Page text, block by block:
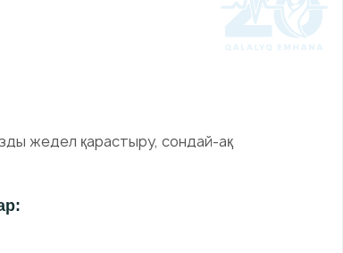
жедел қарастыру, сондай-ақ